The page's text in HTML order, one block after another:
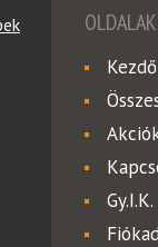
OLDALAK
Gy.I.K.